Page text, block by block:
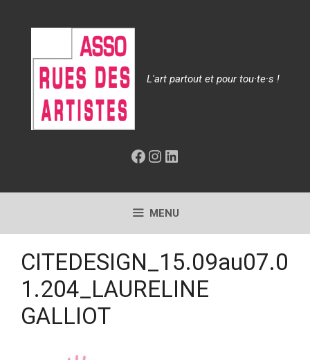
L'art partout et pour tou·te·s !
Facebook
Instagram
LinkedIn
MENU
CITEDESIGN_15.09au07.0
1.204_LAURELINE
GALLIOT